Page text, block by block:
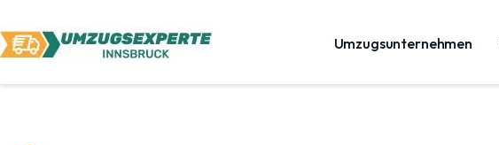
Umzugsunternehmen